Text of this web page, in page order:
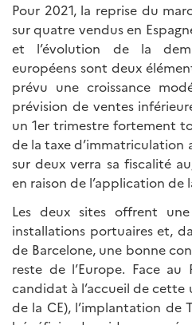
Pour 2021, la reprise du
sur quatre vendus en
et l’évolution de la
européens sont deux
prévu une croissance
prévision de ventes
un 1er trimestre fortement
de la taxe d’immatriculation
sur deux verra sa fiscalité
en raison de l’application de
Les deux sites offrent
installations portuaires et,
de Barcelone, une bonne
reste de l’Europe. Face au
candidat à l’accueil de cette
de la CE), l’implantation de